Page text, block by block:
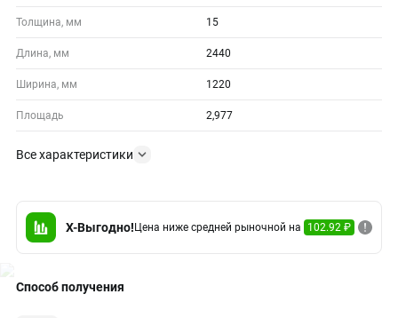
Толщина, мм 15
Длина, мм 2440
Ширина, мм 1220
Площадь 2,977
Все характеристики
X-Выгодно! Цена ниже средней рыночной на 102.92 ₽
Способ получения